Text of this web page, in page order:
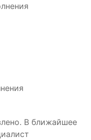
В ближайшее